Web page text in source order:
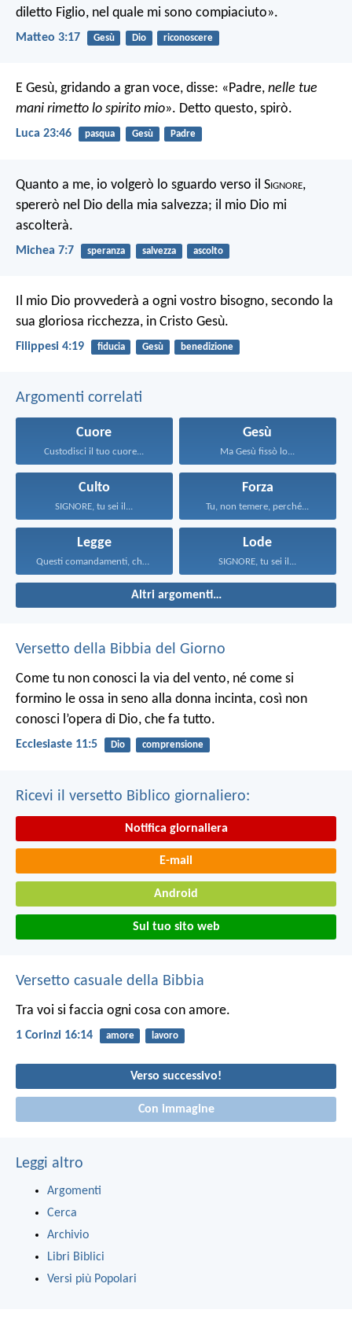
diletto Figlio, nel quale mi sono compiaciuto».
Matteo 3:17 Gesù Dio riconoscere
E Gesù, gridando a gran voce, disse: «Padre, nelle tue
mani rimetto lo spirito mio». Detto questo, spirò.
Luca 23:46 pasqua Gesù Padre
Quanto a me, io volgerò lo sguardo verso il Signore,
spererò nel Dio della mia salvezza; il mio Dio mi
ascolterà.
Michea 7:7 speranza salvezza ascolto
Il mio Dio provvederà a ogni vostro bisogno, secondo la
sua gloriosa ricchezza, in Cristo Gesù.
Filippesi 4:19 fiducia Gesù benedizione
Argomenti correlati
Cuore
Custodisci il tuo cuore...
Gesù
Ma Gesù fissò lo...
Culto
SIGNORE, tu sei il...
Forza
Tu, non temere, perché...
Legge
Questi comandamenti, che oggi...
Lode
SIGNORE, tu sei il...
Altri argomenti…
Versetto della Bibbia del Giorno
Come tu non conosci la via del vento, né come si
formino le ossa in seno alla donna incinta, così non
conosci l’opera di Dio, che fa tutto.
Ecclesiaste 11:5 Dio comprensione
Ricevi il versetto Biblico giornaliero:
Notifica giornaliera
E-mail
Android
Sul tuo sito web
Versetto casuale della Bibbia
Tra voi si faccia ogni cosa con amore.
1 Corinzi 16:14 amore lavoro
Verso successivo!
Con immagine
Leggi altro
Argomenti
Cerca
Archivio
Libri Biblici
Versi più Popolari